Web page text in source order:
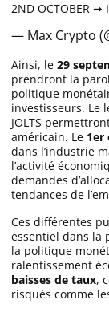
2ND OCTOBER ➞
— Max Crypto
Ainsi, le 29
prendront la
politique
investisseurs. Le
JOLTS
américain. Le 1er
dans l’industrie
l’activité
demandes
tendances de
Ces différentes
essentiel dans la
la politique
ralentissement
baisses de taux,
risqués comme